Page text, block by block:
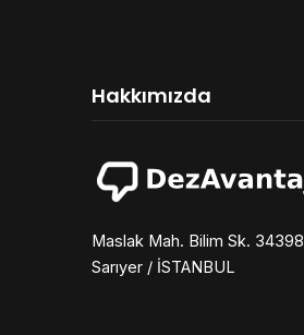
Hakkımızda
Maslak Mah. Bilim Sk. 34398
Sarıyer / İSTANBUL